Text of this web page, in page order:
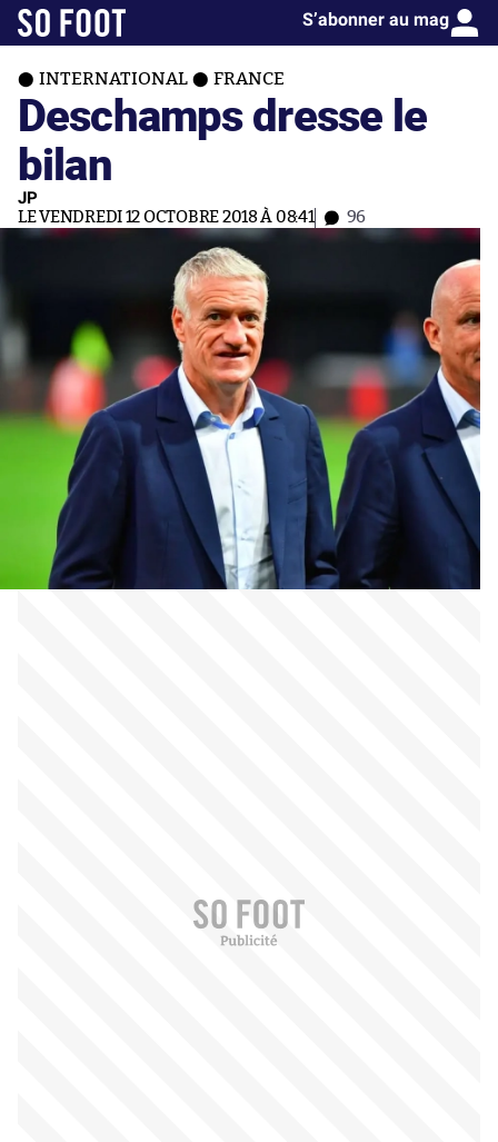
S’abonner au mag
INTERNATIONAL FRANCE
Deschamps dresse le
bilan
JP
LE VENDREDI 12 OCTOBRE 2018 À 08:41 96